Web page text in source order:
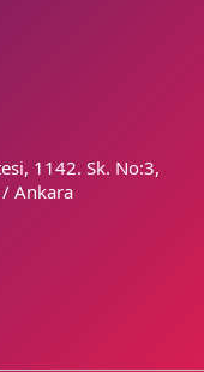
1142. Sk. No:3,
Ankara